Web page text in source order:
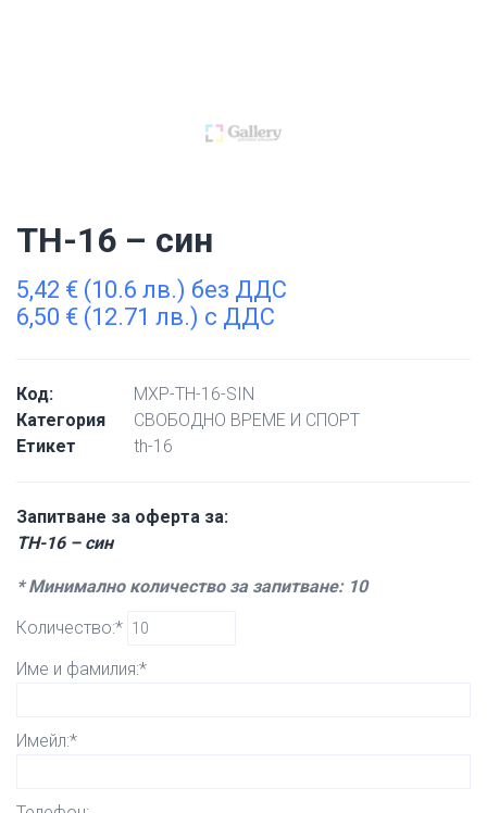
TH-16 – син
5,42 € (10.6 лв.) без ДДС
6,50 € (12.71 лв.) с ДДС
Код:
MXP-TH-16-SIN
Категория
СВОБОДНО ВРЕМЕ И СПОРТ
Етикет
th-16
Запитване за оферта за:
TH-16 – син
* Минимално количество за запитване: 10
Количество:*
Име и фамилия:*
Имейл:*